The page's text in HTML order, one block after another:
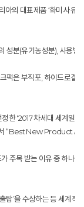
의 대표제품 ‘화미사
분(유기농성분), 사용
팩은 부직포, 하이드로
한 '2017 차세대 세계일
‘‘Best New Product
주목 받는 이유 중 하
’을 수상하는 등 세계적